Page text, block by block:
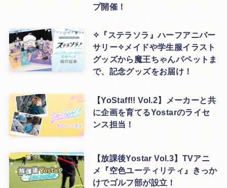
プ開催！
✧『ステラソラ』ハーフアニバー
サリー✧メイドや学生服イラスト
グッズから魔王ちゃんパペットま
で、記念グッズをお届け！
【YoStaff!! Vol.2】メーカーと共
に企画を育てるYostarのライセ
ンス担当！
【放課後Yostar Vol.3】TVアニ
メ『空色ユーティリティ』きっか
けでゴルフ部が設立！